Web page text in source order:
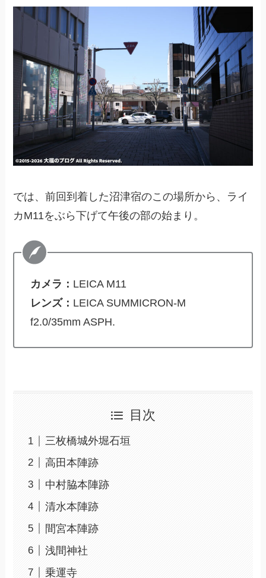
では、前回到着した沼津宿のこの場所から、ライ
カM11をぶら下げて午後の部の始まり。
カメラ： LEICA M11
レンズ： LEICA SUMMICRON-M
f2.0/35mm ASPH.
目次
三枚橋城外堀石垣
高田本陣跡
中村脇本陣跡
清水本陣跡
間宮本陣跡
浅間神社
乗運寺